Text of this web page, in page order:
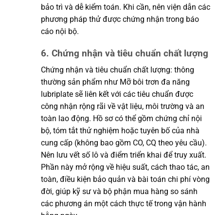
bảo trì và dễ kiểm toán. Khi cần, nên viện dẫn các
phương pháp thử được chứng nhận trong báo
cáo nội bộ.
6. Chứng nhận và tiêu chuẩn chất lượng
Chứng nhận và tiêu chuẩn chất lượng: thông
thường sản phẩm như Mỡ bôi trơn đa năng
lubriplate sẽ liên kết với các tiêu chuẩn được
công nhận rộng rãi về vật liệu, môi trường và an
toàn lao động. Hồ sơ có thể gồm chứng chỉ nội
bộ, tóm tắt thử nghiệm hoặc tuyên bố của nhà
cung cấp (không bao gồm CO, CQ theo yêu cầu).
Nên lưu vết số lô và điểm triển khai để truy xuất.
Phần này mở rộng về hiệu suất, cách thao tác, an
toàn, điều kiện bảo quản và bài toán chi phí vòng
đời, giúp kỹ sư và bộ phận mua hàng so sánh
các phương án một cách thực tế trong vận hành